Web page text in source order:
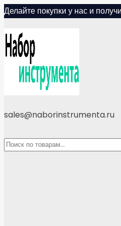
Skip
content
Делайте покупки у нас и
sales@naborinstrumenta.ru
Искать: